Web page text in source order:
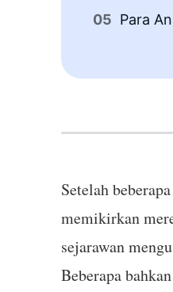
Para
Setelah
memikirkan
sejarawan
Beberapa